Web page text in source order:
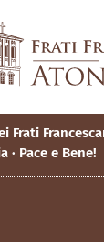
Frati
· Pace e Bene!